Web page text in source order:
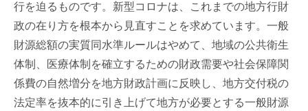
行を迫るものです。新型コロナは、これまでの地方行財
政の在り方を根本から見直すことを求めています。一般
財源総額の実質同水準ルールはやめて、地域の公共衛生
体制、医療体制を確立するための財政需要や社会保障関
係費の自然増分を地方財政計画に反映し、地方交付税の
法定率を抜本的に引き上げて地方が必要とする一般財源